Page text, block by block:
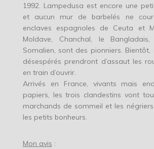
1992. Lampedusa est encore une
et aucun mur de barbelés ne
enclaves espagnoles de Ceuta et
Moldave, Chanchal, le
Somalien, sont des pionniers. Bientôt,
désespérés prendront d’assaut les
en train d’ouvrir.
Arrivés en France, vivants mais
papiers, les trois clandestins vont
marchands de sommeil et les
les petits bonheurs.
Mon avis :